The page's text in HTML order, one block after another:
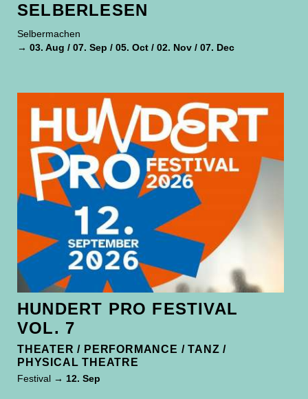
SELBERLESEN
Selbermachen
→ 03. Aug / 07. Sep / 05. Oct / 02. Nov / 07. Dec
HUNDERT PRO FESTIVAL
VOL. 7
THEATER / PERFORMANCE / TANZ /
PHYSICAL THEATRE
Festival → 12. Sep